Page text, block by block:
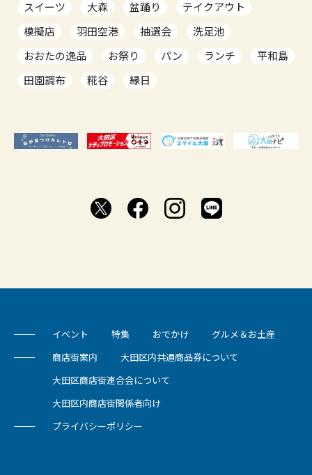
スイーツ
大森 盆踊り
テイクアウト
模擬店
羽田空港 抽選会
洗足池
おおたの逸品
お祭り パン ランチ
平和島
田園調布
糀谷 縁日
イベント 特集 おでかけ グルメ＆お土産
商店街案内 大田区内共通商品券について
大田区商店街連合会について
大田区内商店街関係者向け
プライバシーポリシー